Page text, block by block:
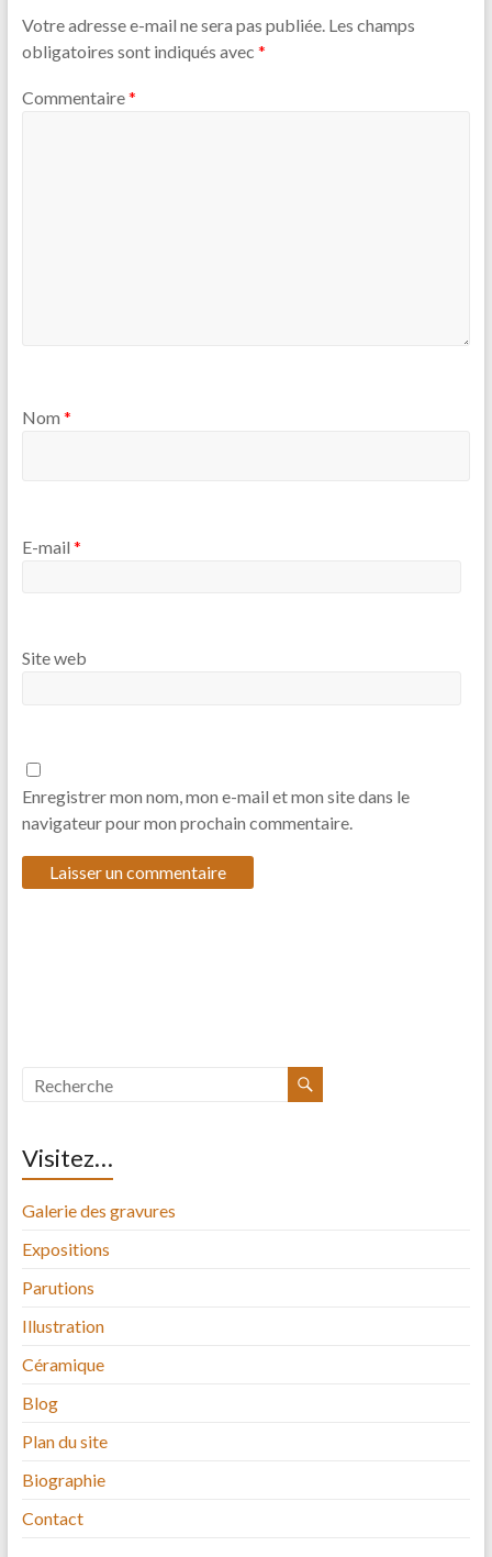
Votre adresse e-mail ne sera pas publiée. Les champs
obligatoires sont indiqués avec *
Commentaire*
Nom *
E-mail *
Site web
Enregistrer mon nom, mon e-mail et mon site dans le
navigateur pour mon prochain commentaire.
Visitez…
Galerie des gravures
Expositions
Parutions
Illustration
Céramique
Blog
Plan du site
Biographie
Contact